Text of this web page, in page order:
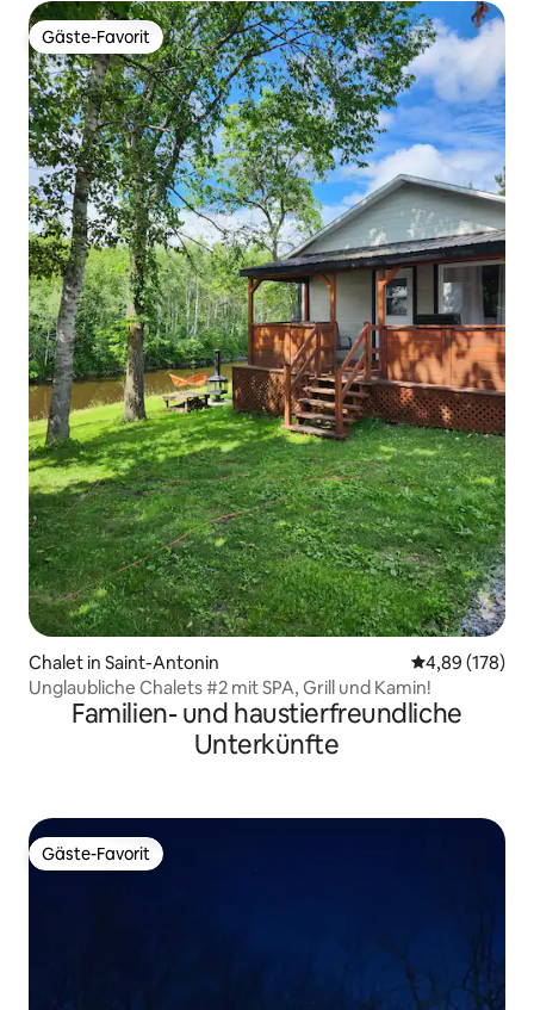
Gäste-Favorit
Gäste-Favorit
Chalet in Saint-Antonin
4,89 (178)
Unglaubliche Chalets #2 mit SPA, Grill und Kamin!
Familien- und haustierfreundliche
Unterkünfte
Gäste-Favorit
Gäste-Favorit